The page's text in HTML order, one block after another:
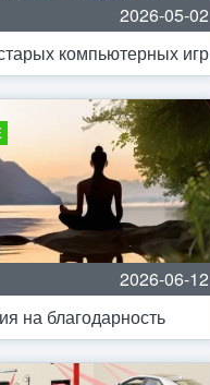
2026-05-02
компьютерных игр
2026-06-12
на благодарность